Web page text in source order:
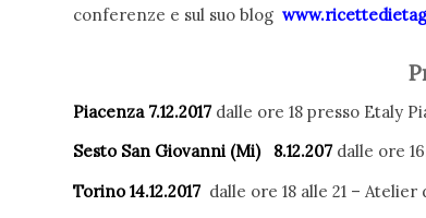
conferenze e sul suo blog
Piacenza 7.12.2017dalle ore 18 presso Etaly
Sesto San Giovanni (Mi) 8.12.207dalle ore
Torino 14.12.2017dalle ore 18 alle 21 – Atelier